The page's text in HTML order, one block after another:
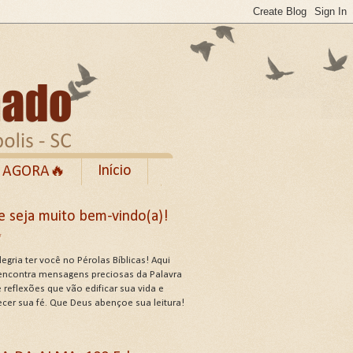
Início
ATRIBUTOS .
seja muito bem-vindo(a)!
ter você no Pérolas Bíblicas! Aqui
mensagens preciosas da Palavra
reflexões que vão edificar sua vida e
sua fé. Que Deus abençoe sua leitura!